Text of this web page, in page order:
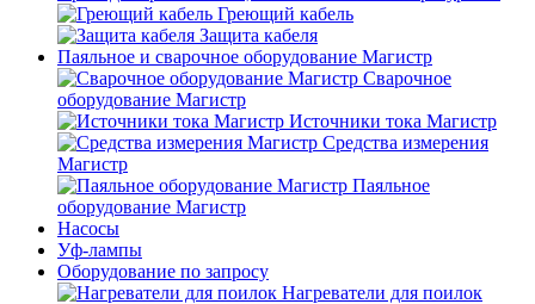
Греющий кабель
Защита кабеля
Паяльное и сварочное оборудование Магистр
Сварочное
оборудование Магистр
Источники тока Магистр
Средства измерения
Магистр
Паяльное
оборудование Магистр
Насосы
Уф-лампы
Оборудование по запросу
Нагреватели для поилок